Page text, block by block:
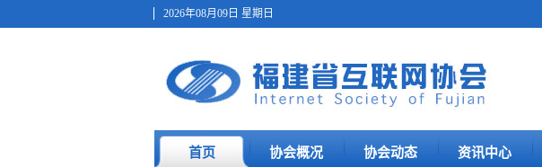
2026年08月09日 星期日
首页 协会概况 协会动态 资讯中心